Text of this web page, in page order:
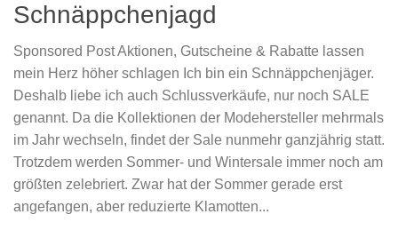
Schnäppchenjagd
Sponsored Post Aktionen, Gutscheine & Rabatte lassen
mein Herz höher schlagen Ich bin ein Schnäppchenjäger.
Deshalb liebe ich auch Schlussverkäufe, nur noch SALE
genannt. Da die Kollektionen der Modehersteller mehrmals
im Jahr wechseln, findet der Sale nunmehr ganzjährig statt.
Trotzdem werden Sommer- und Wintersale immer noch am
größten zelebriert. Zwar hat der Sommer gerade erst
angefangen, aber reduzierte Klamotten...